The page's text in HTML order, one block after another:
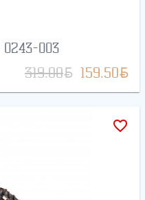
0243-003
319.00BYN 159.50BYN
favorite_border